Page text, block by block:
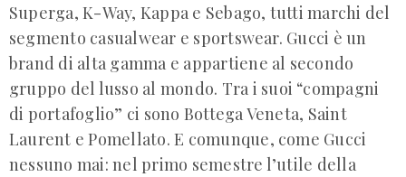
Superga, K-Way, Kappa e Sebago, tutti marchi del
segmento casualwear e sportswear. Gucci è un
brand di alta gamma e appartiene al secondo
gruppo del lusso al mondo. Tra i suoi “compagni
di portafoglio” ci sono Bottega Veneta, Saint
Laurent e Pomellato. E comunque, come Gucci
nessuno mai: nel primo semestre l’utile della